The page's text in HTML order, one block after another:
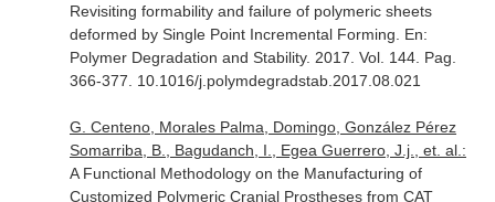
Revisiting formability and failure of polymeric sheets
deformed by Single Point Incremental Forming. En:
Polymer Degradation and Stability. 2017. Vol. 144. Pag.
366-377. 10.1016/j.polymdegradstab.2017.08.021
G. Centeno, Morales Palma, Domingo, González Pérez
Somarriba, B., Bagudanch, I., Egea Guerrero, J.j., et. al.:
A Functional Methodology on the Manufacturing of
Customized Polymeric Cranial Prostheses from CAT